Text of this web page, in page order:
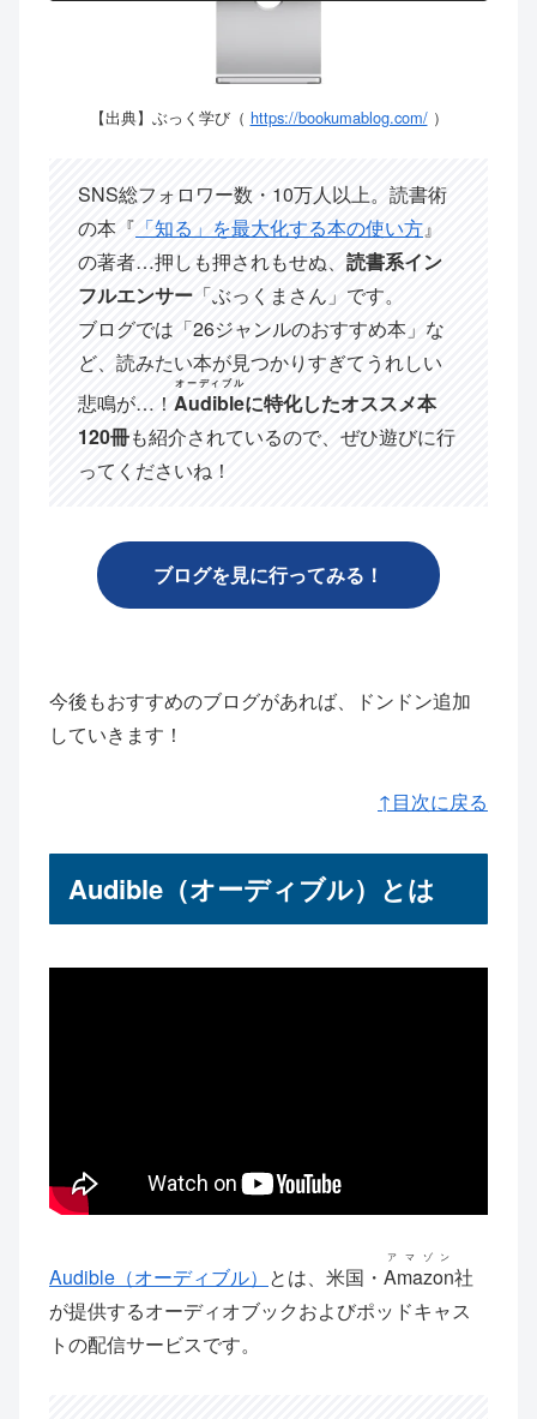
【出典】ぶっく学び（ https://bookumablog.com/）
SNS総フォロワー数・10万人以上。読書術
の本『 「知る」を最大化する本の使い方』
の著者…押しも押されもせぬ、 読書系イン
フルエンサー 「ぶっくまさん」です。
ブログでは「26ジャンルのおすすめ本」な
ど、読みたい本が見つかりすぎてうれしい
悲鳴が…！ Audible
オーディブル
に特化したオススメ本
120冊も紹介されているので、ぜひ遊びに行
ってくださいね！
ブログを見に行ってみる！
今後もおすすめのブログがあれば、ドンドン追加
していきます！
↑目次に戻る
Audible（オーディブル）とは
Audible（オーディブル） とは、米国・ Amazon
アマゾン
社
が提供するオーディオブックおよびポッドキャス
トの配信サービスです。